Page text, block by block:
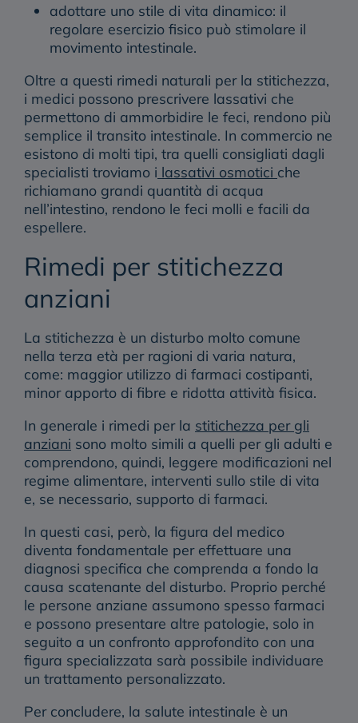
adottare uno stile di vita dinamico: il
regolare esercizio fisico può stimolare il
movimento intestinale.
Oltre a questi rimedi naturali per la stitichezza,
i medici possono prescrivere lassativi che
permettono di ammorbidire le feci, rendono più
semplice il transito intestinale. In commercio ne
esistono di molti tipi, tra quelli consigliati dagli
specialisti troviamo i lassativi osmotici che
richiamano grandi quantità di acqua
nell’intestino, rendono le feci molli e facili da
espellere.
Rimedi per stitichezza
anziani
La stitichezza è un disturbo molto comune
nella terza età per ragioni di varia natura,
come: maggior utilizzo di farmaci costipanti,
minor apporto di fibre e ridotta attività fisica.
In generale i rimedi per la stitichezza per gli
anziani sono molto simili a quelli per gli adulti e
comprendono, quindi, leggere modificazioni nel
regime alimentare, interventi sullo stile di vita
e, se necessario, supporto di farmaci.
In questi casi, però, la figura del medico
diventa fondamentale per effettuare una
diagnosi specifica che comprenda a fondo la
causa scatenante del disturbo. Proprio perché
le persone anziane assumono spesso farmaci
e possono presentare altre patologie, solo in
seguito a un confronto approfondito con una
figura specializzata sarà possibile individuare
un trattamento personalizzato.
Per concludere, la salute intestinale è un